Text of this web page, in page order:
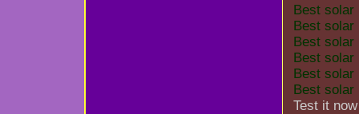
Best solar
Best solar
Best solar
Best solar
Best solar
Best solar
Test it now